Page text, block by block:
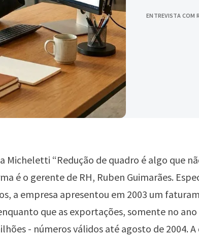
ENTREVISTA COM
Micheletti “Redução de quadro é algo que
é o gerente de RH, Ruben Guimarães.
a empresa apresentou em 2003 um
que as exportações, somente no
- números válidos até agosto de 2004.